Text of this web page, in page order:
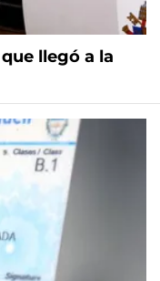
llegó a la